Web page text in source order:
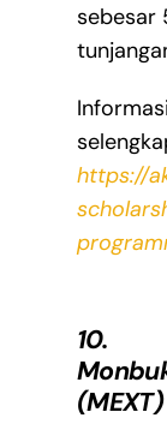
sebesar
Informasi
https://
10.
(MEXT)